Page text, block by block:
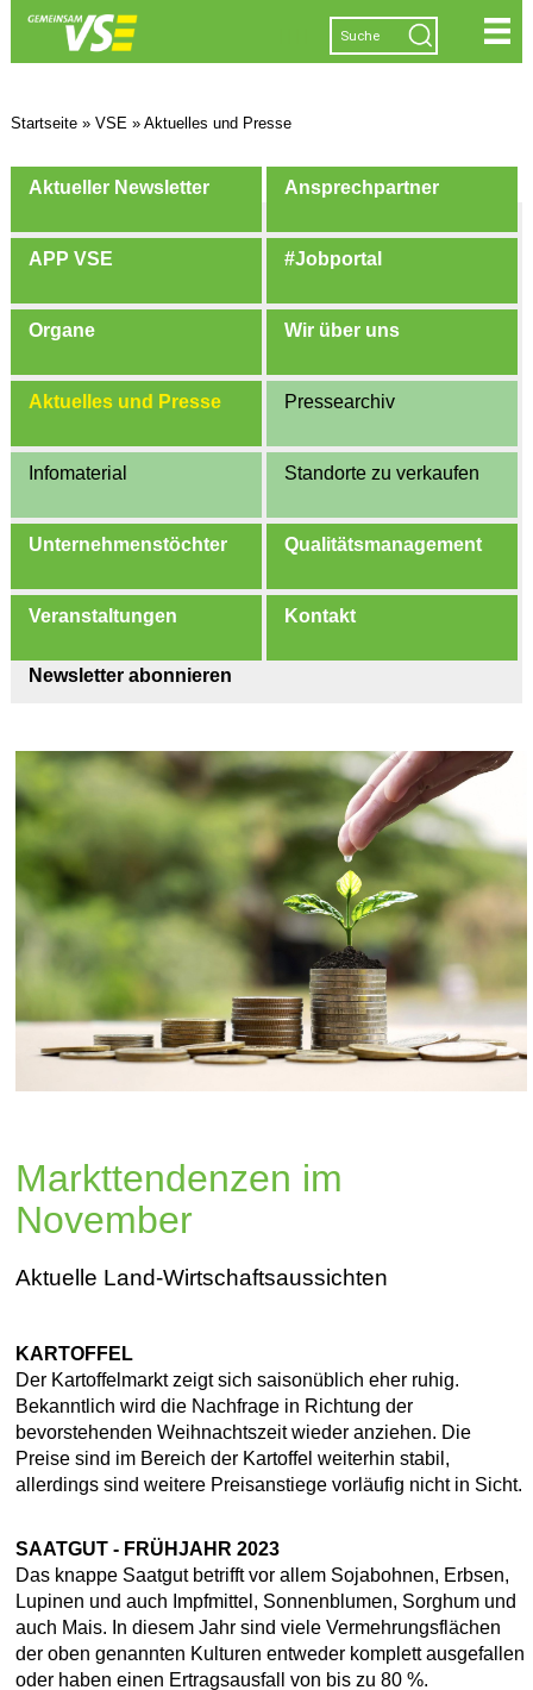
Startseite» VSE » Aktuelles und Presse
Aktueller Newsletter Ansprechpartner
APP VSE #Jobportal
Organe Wir über uns
Aktuelles und Presse Pressearchiv
Infomaterial Standorte zu verkaufen
Unternehmenstöchter Qualitätsmanagement
Veranstaltungen Kontakt
Newsletter abonnieren
Markttendenzen im
November
Aktuelle Land-Wirtschaftsaussichten
KARTOFFEL
Der Kartoffelmarkt zeigt sich saisonüblich eher ruhig.
Bekanntlich wird die Nachfrage in Richtung der
bevorstehenden Weihnachtszeit wieder anziehen. Die
Preise sind im Bereich der Kartoffel weiterhin stabil,
allerdings sind weitere Preisanstiege vorläufig nicht in Sicht.
SAATGUT - FRÜHJAHR 2023
Das knappe Saatgut betrifft vor allem Sojabohnen, Erbsen,
Lupinen und auch Impfmittel, Sonnenblumen, Sorghum und
auch Mais. In diesem Jahr sind viele Vermehrungsflächen
der oben genannten Kulturen entweder komplett ausgefallen
oder haben einen Ertragsausfall von bis zu 80 %.